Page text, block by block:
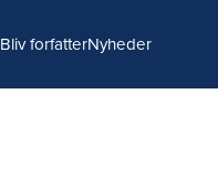
Bliv forfatterNyheder